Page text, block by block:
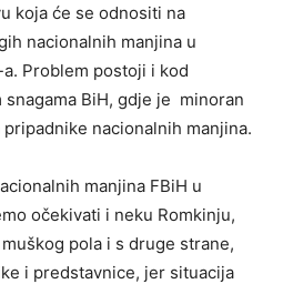
koja će se odnositi na
nacionalnih manjina u
Problem postoji i kod
snagama BiH, gdje je minoran
nacionalnih manjina.
manjina FBiH u
očekivati i neku Romkinju,
pola i s druge strane,
i predstavnice, jer situacija